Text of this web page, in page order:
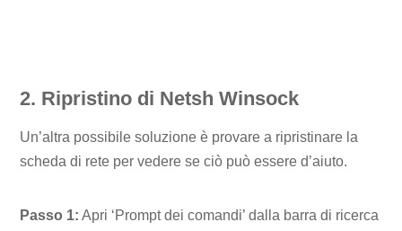
2. Ripristino di Netsh Winsock
Un’altra possibile soluzione è provare a ripristinare la
scheda di rete per vedere se ciò può essere d’aiuto.
Passo 1: Apri ‘Prompt dei comandi’ dalla barra di ricerca